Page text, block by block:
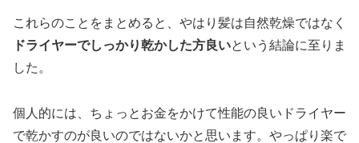
これらのことをまとめると、やはり髪は自然乾燥ではなく
ドライヤーでしっかり乾かした方良いという結論に至りま
した。
個人的には、ちょっとお金をかけて性能の良いドライヤー
で乾かすのが良いのではないかと思います。やっぱり楽で